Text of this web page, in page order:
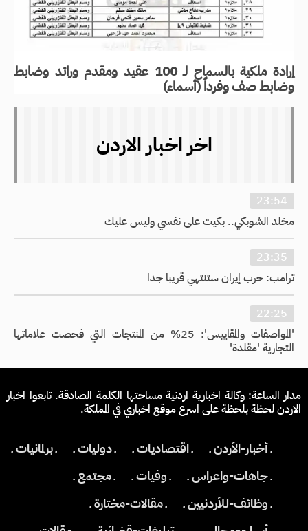
إرادة ملكية بالسماح لـ 100 عقيد ومقدم ورائد وضابط
وضابط صف وفرداً (أسماء)
اخر اخبار الاردن
23:54
مخلد الشوبكي.. بكيت على نفسي وليس عليك
23:35
ترامب: حرب إيران ستنتهي قريبا جدا
22:25
'المواصفات والمقاييس': 25% من المنتجات التي فحصت علاماتها
التجارية 'مقلدة'
مدار الساعة: وكالة اخبارية اردنية مساحتها الكلمة الصادقة. تابعوا اخبار
الاردن لحظة بلحظة على اسرع موقع اخباري في المملكة.
ـ أخبار-الأردن ـ ـ اقتصاديات ـ ـ دوليات ـ
ـ برلمانيات ـ
ـ جاهات-واعراس ـ
ـ وفيات ـ
ـ مجتمع ـ
ـ وظائف-للأردنيين ـ
ـ مقالات-مختارة ـ